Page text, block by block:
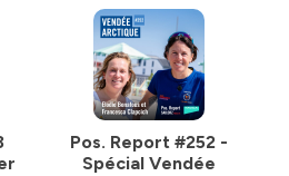
Pos. Report #252 -
Spécial Vendée